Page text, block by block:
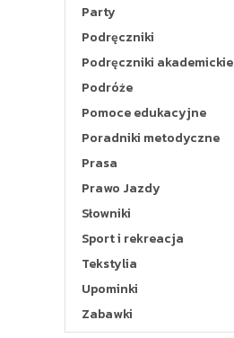
Party
Podręczniki
Podręczniki akademickie
Podróże
Pomoce edukacyjne
Poradniki metodyczne
Prasa
Prawo Jazdy
Słowniki
Sport i rekreacja
Tekstylia
Upominki
Zabawki